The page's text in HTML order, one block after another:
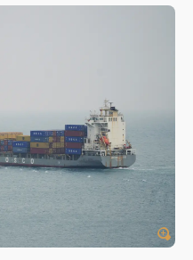
進 未移置車輛最高罰